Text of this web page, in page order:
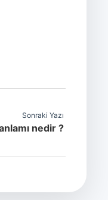
Sonraki Yazı
nedir ?